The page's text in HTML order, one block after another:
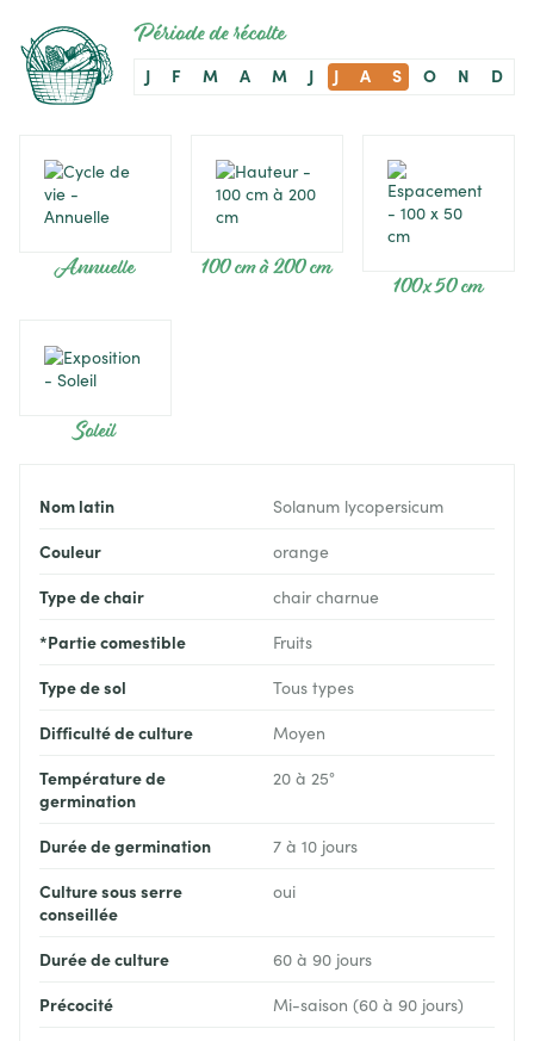
Période de récolte
J F M A M J J A S O N D
Annuelle 100 cm à 200 cm
100 x 50 cm
Soleil
Nom latin Solanum lycopersicum
Couleur orange
Type de chair chair charnue
*Partie comestible Fruits
Type de sol Tous types
Difficulté de culture Moyen
Température de
germination
20 à 25°
Durée de germination 7 à 10 jours
Culture sous serre
conseillée
oui
Durée de culture 60 à 90 jours
Précocité Mi-saison (60 à 90 jours)